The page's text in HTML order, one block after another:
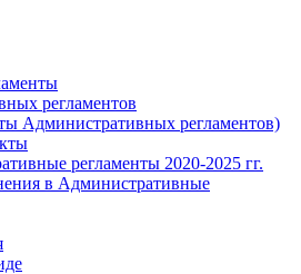
регламентов
Административных регламентов)
регламенты 2020-2025 гг.
в Административные